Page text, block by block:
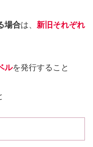
場合は、 新旧それぞれ
ルを発行すること